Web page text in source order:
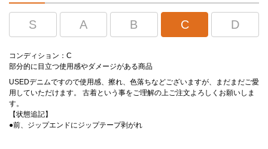
S A B C D
コンディション：C
部分的に目立つ使用感やダメージがある商品
USEDデニムですので使用感、擦れ、色落ちなどございますが、まだまだご愛
用していただけます。 古着という事をご理解の上ご注文よろしくお願いしま
す。
【状態追記】
●前、ジップエンドにジップテープ剥がれ